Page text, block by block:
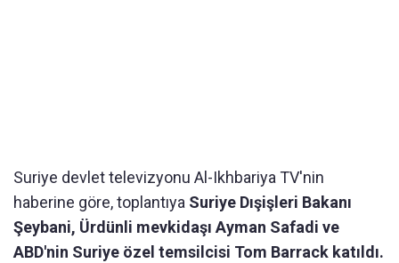
Suriye devlet televizyonu Al-Ikhbariya TV'nin
haberine göre, toplantıya Suriye Dışişleri Bakanı
Şeybani, Ürdünli mevkidaşı Ayman Safadi ve
ABD'nin Suriye özel temsilcisi Tom Barrack katıldı.